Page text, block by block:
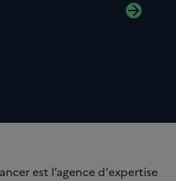
arrow_forward
est l’agence d'expertise